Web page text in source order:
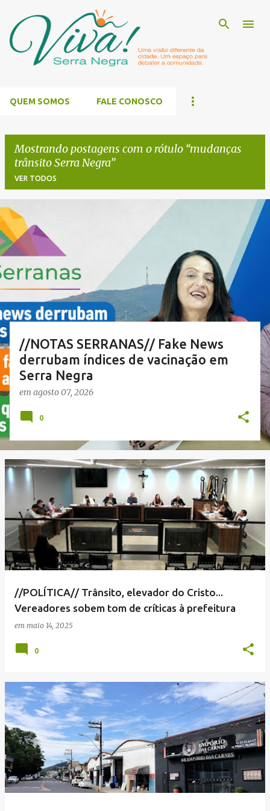
Pular para o conteúdo principal
QUEM SOMOS FALE CONOSCO
Mostrando postagens com o rótulo mudanças
trânsito Serra Negra
VER TODOS
P
o
s
t
a
g
e
n
s
//NOTAS SERRANAS// Fake News
derrubam índices de vacinação em
Serra Negra
em agosto 07, 2026
0
//POLÍTICA// Trânsito, elevador do Cristo...
Vereadores sobem tom de críticas à prefeitura
em maio 14, 2025
0